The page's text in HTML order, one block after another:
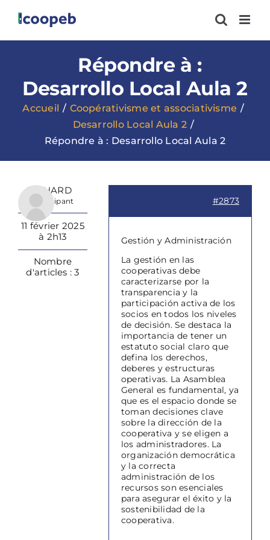
contenu
Répondre à :
Desarrollo Local Aula 2
Accueil
Coopérativisme et associativisme
Desarrollo Local Aula 2
Répondre à : Desarrollo Local Aula 2
RICHARD
Participant
11 février 2025
à 2h13
Nombre
d'articles : 3
#2873
Gestión y Administración
La gestión en las
cooperativas debe
caracterizarse por la
transparencia y la
participación activa de los
socios en todos los niveles
de decisión. Se destaca la
importancia de tener un
estatuto social claro que
defina los derechos,
deberes y estructuras
operativas. La Asamblea
General es fundamental, ya
que es el espacio donde se
toman decisiones clave
sobre la dirección de la
cooperativa y se eligen a
los administradores. La
organización democrática
y la correcta
administración de los
recursos son esenciales
para asegurar el éxito y la
sostenibilidad de la
cooperativa.